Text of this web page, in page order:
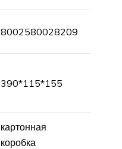
8002580028209
390*115*155
картонная
коробка